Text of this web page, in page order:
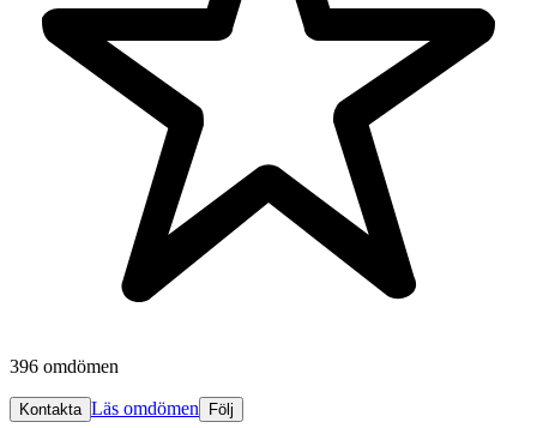
396 omdömen
Kontakta Läs omdömen Följ